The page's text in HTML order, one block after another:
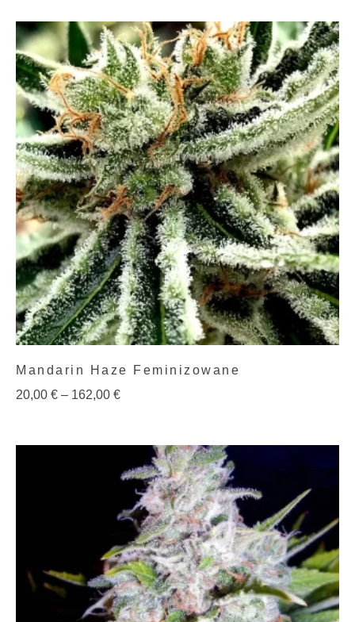
Mandarin Haze Feminizowane
20,00 € – 162,00 €